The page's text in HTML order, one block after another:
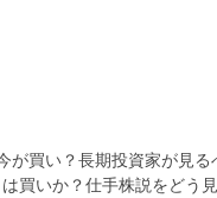
が買い？長期投資家が見
買いか？仕手株説をどう